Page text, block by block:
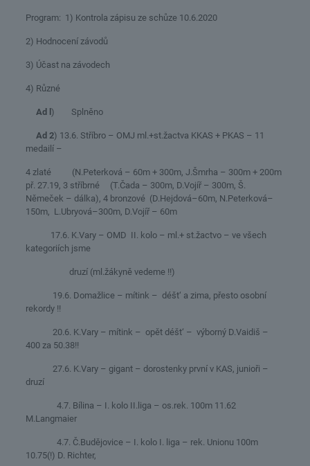
Program: 1) Kontrola zápisu ze schůze 10.6.2020
2) Hodnocení závodů
3) Účast na závodech
4) Různé
Ad l) Splněno
Ad 2) 13.6. Stříbro – OMJ ml.+st.žactva KKAS + PKAS – 11
medailí –
4 zlaté (N.Peterková – 60m + 300m, J.Šmrha – 300m + 200m
př. 27.19, 3 stříbrné (T.Čada – 300m, D.Vojíř – 300m, Š.
Němeček – dálka), 4 bronzové (D.Hejdová–60m, N.Peterková–
150m, L.Ubryová–300m, D.Vojíř – 60m
17.6. K.Vary – OMD II. kolo – ml.+ st.žactvo – ve všech
kategoriích jsme
druzí (ml.žákyně vedeme !!)
19.6. Domažlice – mítink – déšt‘ a zima, přesto osobní
rekordy !!
20.6. K.Vary – mítink – opět déšt‘ – výborný D.Vaidiš –
400 za 50.38!!
27.6. K.Vary – gigant – dorostenky první v KAS, junioři –
druzí
4.7. Bílina – I. kolo II.liga – os.rek. 100m 11.62
M.Langmaier
4.7. Č.Budějovice – I. kolo I. liga – rek. Unionu 100m
10.75(!) D. Richter,